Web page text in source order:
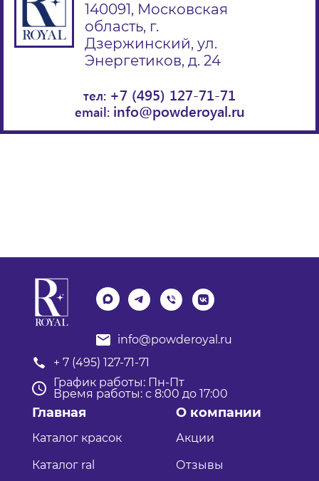
140091, Московская
область, г.
Дзержинский, ул.
Энергетиков, д. 24
тел: +7 (495) 127-71-71
email: info@powderoyal.ru
info@powderoyal.ru
+ 7 (495) 127-71-71
График работы: Пн-Пт
Время работы: с 8:00 до 17:00
Главная
Каталог красок
Каталог ral
О компании
Акции
Отзывы